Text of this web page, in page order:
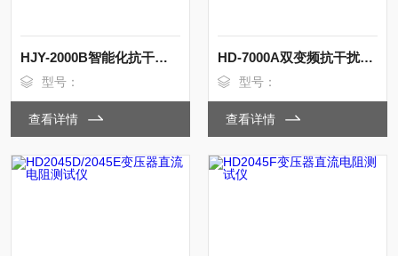
HJY-2000B智能化抗干扰介质损耗测试仪
型号：
查看详情
HD-7000A双变频抗干扰介质损耗测试仪
型号：
查看详情